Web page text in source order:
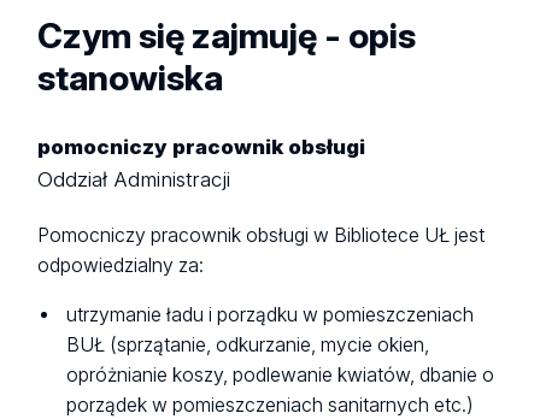
Czym się zajmuję - opis
stanowiska
pomocniczy pracownik obsługi
Oddział Administracji
Pomocniczy pracownik obsługi w Bibliotece UŁ jest
odpowiedzialny za:
utrzymanie ładu i porządku w pomieszczeniach
BUŁ (sprzątanie, odkurzanie, mycie okien,
opróżnianie koszy, podlewanie kwiatów, dbanie o
porządek w pomieszczeniach sanitarnych etc.)